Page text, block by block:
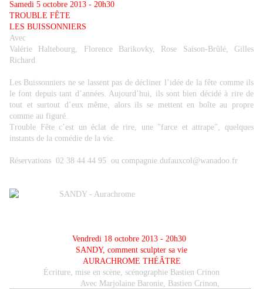
Samedi 5 octobre 2013 - 20h30
TROUBLE FÊTE
LES BUISSONNIERS
Avec
Valérie Haltebourg, Florence Barikovky, Rose Saison-Brûlé, Gilles
Richard
Les Buissonniers ne se lassent pas de décliner l’idée de la fête comme ils
le font depuis tant d’années. Aujourd’hui, ils sont bien décidé à rire de
tout et surtout d’eux même, alors ils se mettent en boîte au propre
comme au figuré.
Trouble Fête c’est un éclat de rire, une "farce et attrape", quelques
instants de la comédie de la vie.
Réservations 02 38 44 44 95 ou compagnie.dufauxcol@wanadoo.fr
Vendredi 18 octobre 2013 - 20h30
SANDY, comment sculpter sa vie
AURACHROME THÉÂTRE
Écriture, mise en scène, scénographie Bastien Crinon
Avec Marjolaine Baronie, Bastien Crinon,